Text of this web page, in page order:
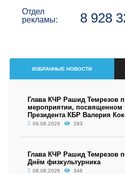
Отдел
рекламы:
8 928
ИЗБРАННЫЕ НОВОСТИ
Глава КЧР Рашид Темрезов
мероприятии, посвященном
Президента КБР Валерия
09.08.2026 293
Глава КЧР Рашид Темрезов
Днём физкультурника
08.08.2026 348